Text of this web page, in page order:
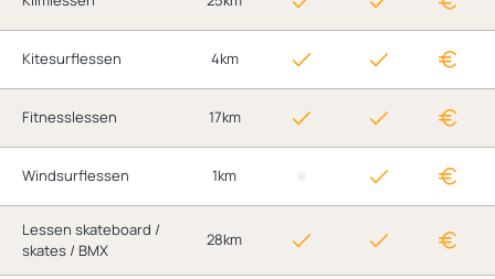
Kitesurflessen 4km
Fitnesslessen 17km
Windsurflessen 1km
Lessen skateboard /
skates / BMX
28km